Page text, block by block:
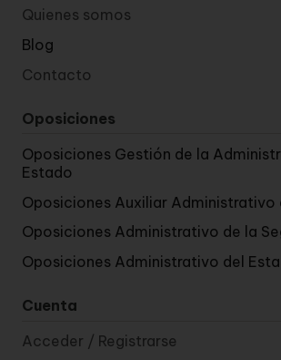
Quienes somos
Blog
Contacto
Oposiciones
Oposiciones Gestión de la
Estado
Oposiciones Auxiliar Administrativo
Oposiciones Administrativo de la
Oposiciones Administrativo del
Cuenta
Acceder / Registrarse